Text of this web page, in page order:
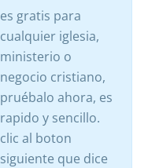
es gratis para
cualquier iglesia,
ministerio o
negocio cristiano,
pruébalo ahora, es
rapido y sencillo.
clic al boton
siguiente que dice